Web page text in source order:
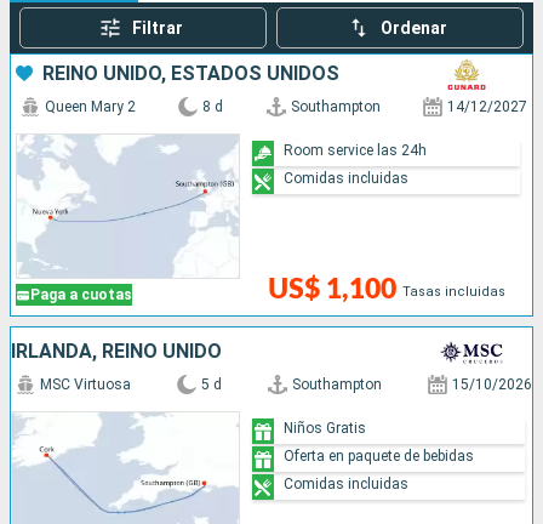
Filtrar Ordenar
REINO UNIDO, ESTADOS UNIDOS
Paga a cuotas
Queen Mary 2 8 d Southampton 14/12/2027
US$ 1,100 Tasas incluidas
Room service las 24h
Comidas incluidas
IRLANDA, REINO UNIDO
MSC Virtuosa 5 d Southampton 15/10/2026
Niños Gratis
Oferta en paquete de bebidas
Comidas incluidas